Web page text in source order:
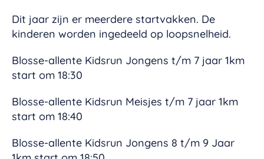
Dit jaar zijn er meerdere startvakken. De
kinderen worden ingedeeld op loopsnelheid.
Blosse-allente Kidsrun Jongens t/m 7 jaar 1km
start om 18:30
Blosse-allente Kidsrun Meisjes t/m 7 jaar 1km
start om 18:40
Blosse-allente Kidsrun Jongens 8 t/m 9 Jaar